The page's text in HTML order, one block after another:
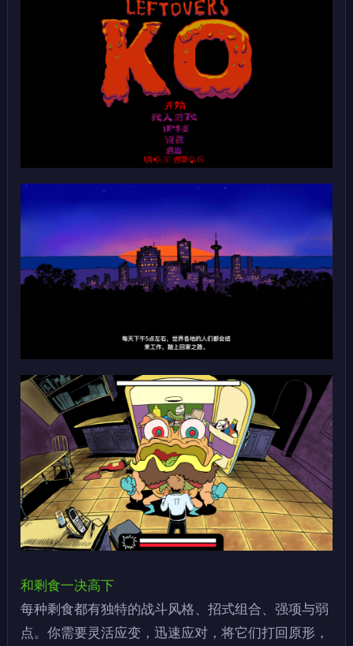
和剩食一决高下
每种剩食都有独特的战斗风格、招式组合、强项与弱
点。你需要灵活应变，迅速应对，将它们打回原形，